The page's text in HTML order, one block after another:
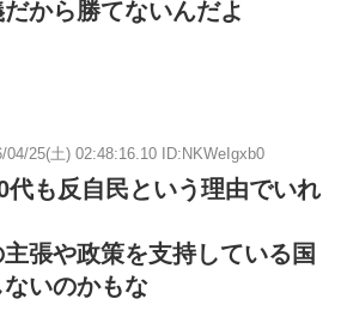
から勝てないんだよ
04/25(土) 02:48:16.10 ID:NKWeIgxb0
代も反自民という理由でいれ
張や政策を支持している国
いのかもな